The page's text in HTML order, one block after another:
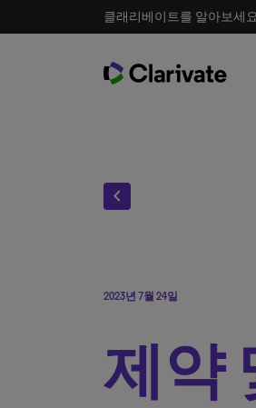
클래리베이트를 알아보세
chevron_left
2023년 7월 24일
제약